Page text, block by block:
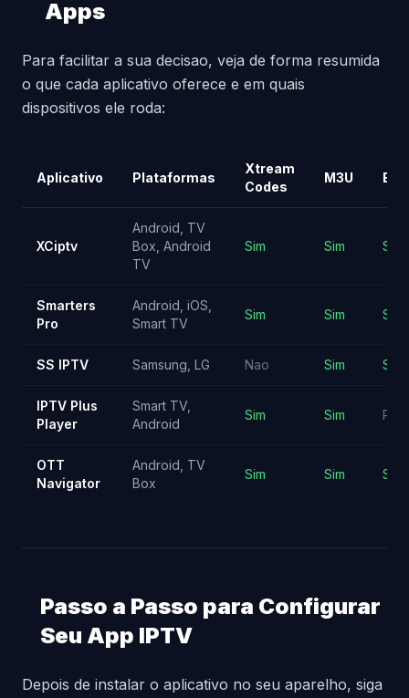
Apps
Para facilitar a sua decisao, veja de forma resumida
o que cada aplicativo oferece e em quais
dispositivos ele roda:
Aplicativo Plataformas
Xtream
Codes
M3U EPG
XCiptv
Android, TV
Box, Android
TV
Sim Sim Sim
Smarters
Pro
Android, iOS,
Smart TV
Sim Sim Sim
SS IPTV Samsung, LG Nao Sim Sim
IPTV Plus
Player
Smart TV,
Android
Sim Sim
OTT
Navigator
Android, TV
Box
Sim Sim Sim
Passo a Passo para Configurar
Seu App IPTV
Depois de instalar o aplicativo no seu aparelho, siga